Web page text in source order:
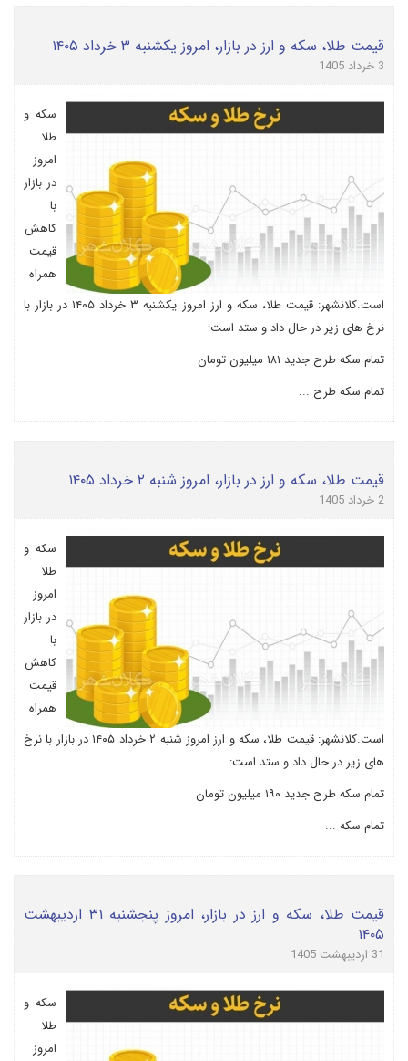
قیمت طلا، سکه و ارز در بازار، امروز یکشنبه ۳ خرداد ۱۴۰۵
3 خرداد 1405
سکه و
طلا
امروز
در بازار
با
کاهش
قیمت
همراه
است.کلانشهر: قیمت طلا، سکه و ارز امروز یکشنبه ۳ خرداد ۱۴۰۵ در بازار با
نرخ های زیر در حال داد و ستد است:
تمام سکه طرح جدید ۱۸۱ میلیون تومان
تمام سکه طرح ...
قیمت طلا، سکه و ارز در بازار، امروز شنبه ۲ خرداد ۱۴۰۵
2 خرداد 1405
سکه و
طلا
امروز
در بازار
با
کاهش
قیمت
همراه
است.کلانشهر: قیمت طلا، سکه و ارز امروز شنبه ۲ خرداد ۱۴۰۵ در بازار با نرخ
های زیر در حال داد و ستد است:
تمام سکه طرح جدید ۱۹۰ میلیون تومان
تمام سکه ...
قیمت طلا، سکه و ارز در بازار، امروز پنجشنبه ۳۱ اردیبهشت
۱۴۰۵
31 اردیبهشت 1405
سکه و
طلا
امروز